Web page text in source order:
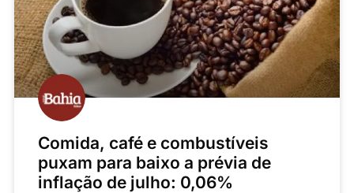
Comida, café e combustíveis
puxam para baixo a prévia de
inflação de julho: 0,06%